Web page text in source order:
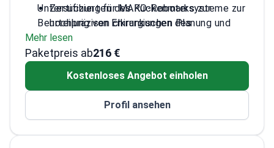
Untersuchungen des Rückenmarks zur
Beurteilung von Erkrankungen des
Bewegungsapparates und degenerativen
Knochenerkrankungen.
Zertifiziert für MAKO-Robotersysteme zur
hochpräzisen chirurgischen Planung und
Gelenkrekonstruktion
Behandelt Entwicklungsdysplasie – einen
ausreichend knöchern überdacht ist
einschließlich Stammzellen und
Mehr lesen
Paketpreis ab216 €
Kostenloses Angebot einholen
Profil ansehen